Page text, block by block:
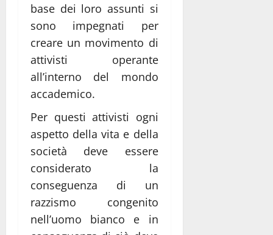
base dei loro assunti si
sono impegnati per
creare un movimento di
attivisti operante
all’interno del mondo
accademico.
Per questi attivisti ogni
aspetto della vita e della
società deve essere
considerato la
conseguenza di un
razzismo congenito
nell’uomo bianco e in